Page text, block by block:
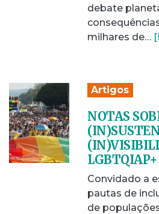
debate
milhares de…
Artigos
NOTAS
Convidado a
pautas de
de